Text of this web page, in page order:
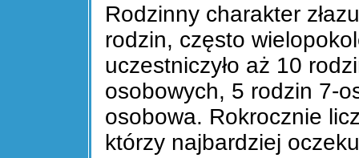
Rodzinny charakter
rodzin, często
uczestniczyło aż 10
osobowych, 5 rodzin 7-
osobowa. Rokrocznie
którzy najbardziej